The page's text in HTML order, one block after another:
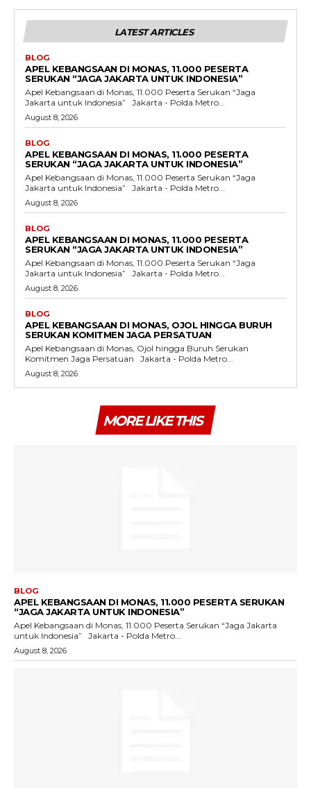
LATEST ARTICLES
BLOG
APEL KEBANGSAAN DI MONAS, 11.000 PESERTA
SERUKAN “JAGA JAKARTA UNTUK INDONESIA”
Apel Kebangsaan di Monas, 11.000 Peserta Serukan “Jaga
Jakarta untuk Indonesia” Jakarta - Polda Metro...
August 8, 2026
BLOG
APEL KEBANGSAAN DI MONAS, 11.000 PESERTA
SERUKAN “JAGA JAKARTA UNTUK INDONESIA”
Apel Kebangsaan di Monas, 11.000 Peserta Serukan “Jaga
Jakarta untuk Indonesia” Jakarta - Polda Metro...
August 8, 2026
BLOG
APEL KEBANGSAAN DI MONAS, 11.000 PESERTA
SERUKAN “JAGA JAKARTA UNTUK INDONESIA”
Apel Kebangsaan di Monas, 11.000 Peserta Serukan “Jaga
Jakarta untuk Indonesia” Jakarta - Polda Metro...
August 8, 2026
BLOG
APEL KEBANGSAAN DI MONAS, OJOL HINGGA BURUH
SERUKAN KOMITMEN JAGA PERSATUAN
Apel Kebangsaan di Monas, Ojol hingga Buruh Serukan
Komitmen Jaga Persatuan Jakarta - Polda Metro...
August 8, 2026
MORE LIKE THIS
BLOG
APEL KEBANGSAAN DI MONAS, 11.000 PESERTA SERUKAN
“JAGA JAKARTA UNTUK INDONESIA”
Apel Kebangsaan di Monas, 11.000 Peserta Serukan “Jaga Jakarta
untuk Indonesia” Jakarta - Polda Metro...
August 8, 2026